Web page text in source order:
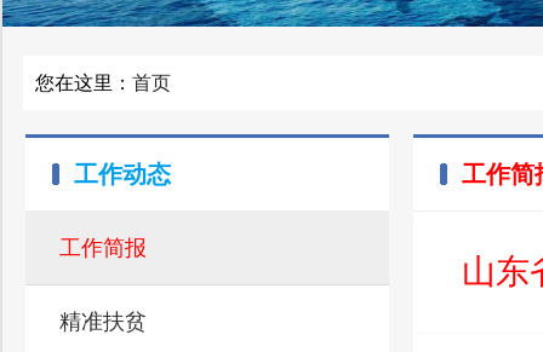
您在这里： 首页
工作动态
工作简报
精准扶贫
工作简
山东